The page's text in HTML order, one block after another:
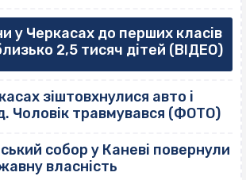
у Черкасах до перших класів
2,5 тисяч дітей (ВІДЕО)
зіштовхнулися авто і
Чоловік травмувався (ФОТО)
собор у Каневі повернули
власність